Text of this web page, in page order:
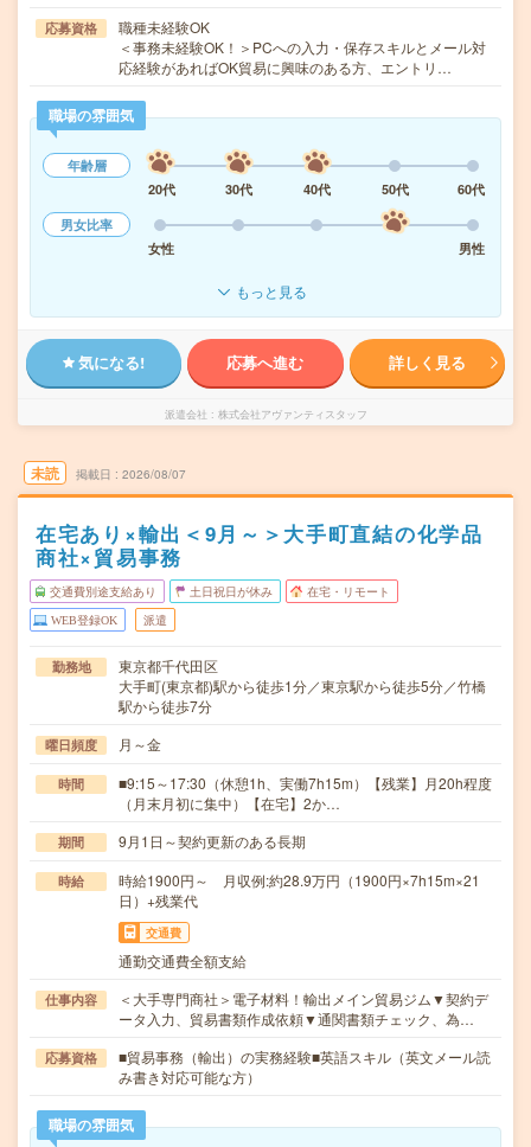
応募資格
職種未経験OK
＜事務未経験OK！＞PCへの入力・保存スキルとメール対
応経験があればOK貿易に興味のある方、エントリ…
職場の雰囲気
年齢層
20代
30代 40代 50代
60代
男女比率
女性
男性
もっと見る
気になる! 応募へ進む 詳しく見る
派遣会社 株式会社アヴァンティスタッフ
未読 掲載日 2026/08/07
在宅あり×輸出＜9月～＞大手町直結の化学品
商社×貿易事務
交通費別途支給あり 土日祝日が休み 在宅・リモート
WEB登録OK 派遣
勤務地
東京都千代田区
大手町(東京都)駅から徒歩1分／東京駅から徒歩5分／竹橋
駅から徒歩7分
曜日頻度 月～金
時間
■9:15～17:30（休憩1h、実働7h15m）【残業】月20h程度
（月末月初に集中）【在宅】2か…
期間 9月1日～契約更新のある長期
時給
時給1900円～ 月収例:約28.9万円（1900円×7h15m×21
日）+残業代
交通費
通勤交通費全額支給
仕事内容
＜大手専門商社＞電子材料！輸出メイン貿易ジム▼契約デ
ータ入力、貿易書類作成依頼▼通関書類チェック、為…
応募資格
■貿易事務（輸出）の実務経験■英語スキル（英文メール読
み書き対応可能な方）
職場の雰囲気